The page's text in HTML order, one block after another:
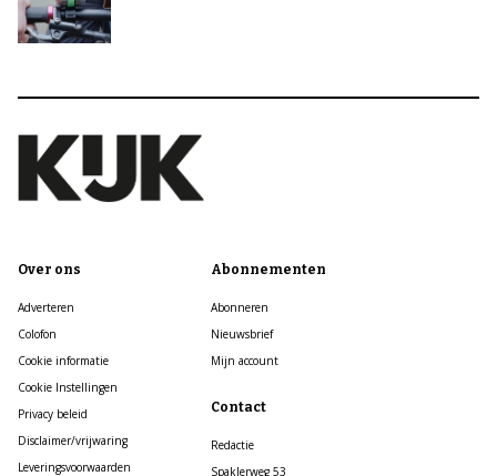
Over ons
Adverteren
Colofon
Cookie informatie
Cookie Instellingen
Privacy beleid
Disclaimer/vrijwaring
Leveringsvoorwaarden
Abonnementen
Abonneren
Nieuwsbrief
Mijn account
Contact
Redactie
Spaklerweg 53